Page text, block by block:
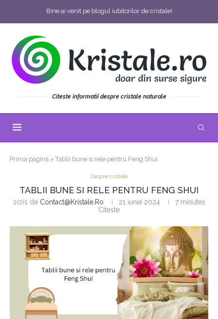
Bine ai venit pe blogul iubitorilor de cristale!
Citeste informatii despre cristale naturale
Prima pagină » Tablii bune si rele pentru Feng Shui
Despre cristale
TABLII BUNE SI RELE PENTRU FENG SHUI
scris de Contact@kristale.ro 21 iunie 2024
7 minutes
Citeste